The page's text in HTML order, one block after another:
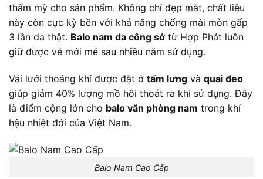
thẩm mỹ cho sản phẩm. Không chỉ đẹp mắt, chất liệu
này còn cực kỳ bền với khả năng chống mài mòn gấp
3 lần da thật. Balo nam da công sở từ Hợp Phát luôn
giữ được vẻ mới mẻ sau nhiều năm sử dụng.
Vải lưới thoáng khí được đặt ở tấm lưng và quai đeo
giúp giảm 40% lượng mồ hôi thoát ra khi sử dụng. Đây
là điểm cộng lớn cho balo văn phòng nam trong khí
hậu nhiệt đới của Việt Nam.
Balo Nam Cao Cấp